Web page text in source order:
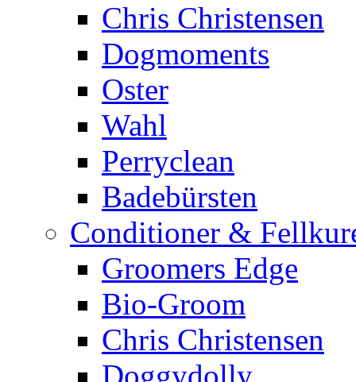
Chris Christensen
Dogmoments
Oster
Wahl
Perryclean
Badebürsten
Conditioner &
Groomers Edge
Bio-Groom
Chris Christensen